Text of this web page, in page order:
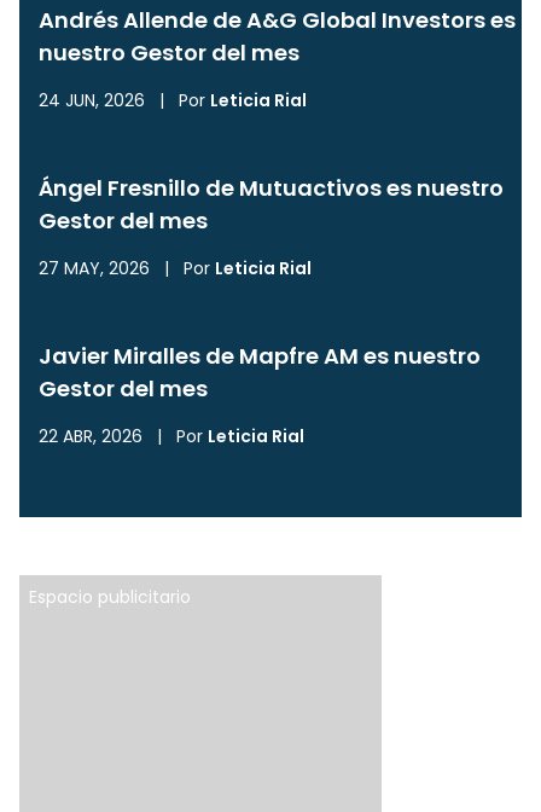
Andrés Allende de A&G Global Investors es
nuestro Gestor del mes
24 JUN, 2026 | Por Leticia Rial
Ángel Fresnillo de Mutuactivos es nuestro
Gestor del mes
27 MAY, 2026 | Por Leticia Rial
Javier Miralles de Mapfre AM es nuestro
Gestor del mes
22 ABR, 2026 | Por Leticia Rial
Espacio publicitario